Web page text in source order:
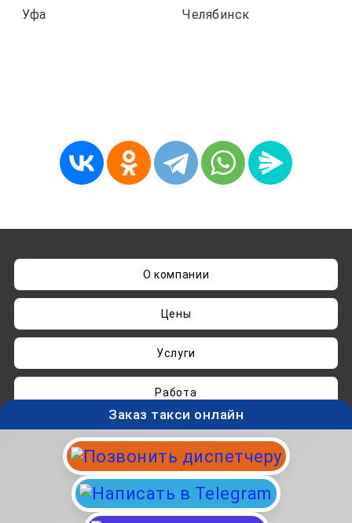
Уфа
Челябинск
О компании
Цены
Услуги
Работа
Нашли ошибку? Пишите наadmin@taksisvo.ru
Такси для СВОих - taksisvo.ru © 05.2025-2026.
Вся информация на данном сайте носит
исключительно ознакомительный характер и не
является публичной офертой.
Заказ такси онлайн